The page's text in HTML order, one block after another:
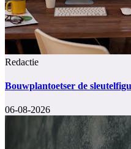
Redactie
Bouwplantoetser de
06-08-2026